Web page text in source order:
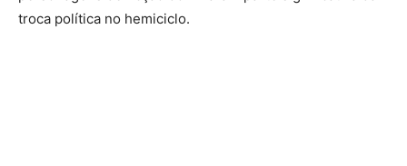
troca política no hemiciclo.